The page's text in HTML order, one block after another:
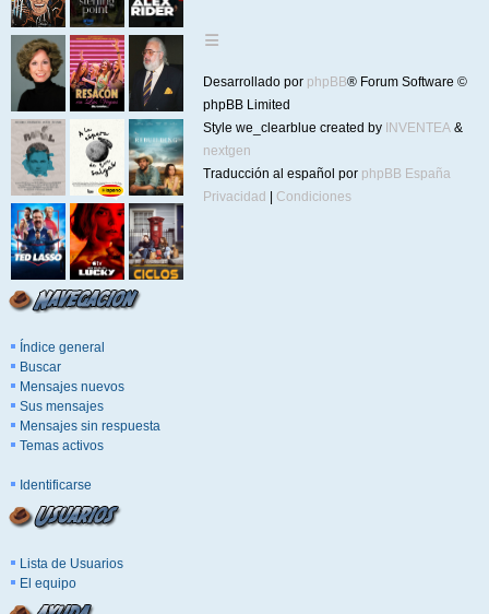
Índice general
Buscar
Mensajes nuevos
Sus mensajes
Mensajes sin respuesta
Temas activos
Identificarse
Lista de Usuarios
El equipo
Desarrollado por phpBB® Forum Software ©
phpBB Limited
Style we_clearblue created by INVENTEA &
nextgen
Traducción al español por phpBB España
Privacidad
Condiciones